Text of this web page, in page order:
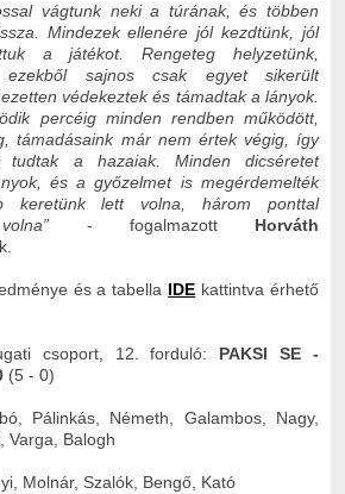
vágtunk neki a túrának, és többen
Mindezek ellenére jól kezdtünk, jól
a játékot. Rengeteg helyzetünk,
ezekből sajnos csak egyet sikerült
védekeztek és támadtak a lányok.
percéig minden rendben működött,
támadásaink már nem értek végig, így
a hazaiak. Minden dicséretet
és a győzelmet is megérdemelték
keretünk lett volna, három ponttal
volna” - fogalmazott Horváth
és a tabella IDE kattintva érhető
csoport, 12. forduló: PAKSI SE -
(5 - 0)
Pálinkás, Németh, Galambos, Nagy,
Varga, Balogh
Molnár, Szalók, Bengő, Kató